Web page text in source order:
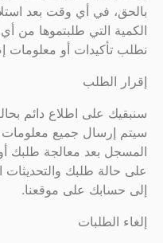
بالحق، في أي وقت بعد
الكمية التي طلبتموها من
نطلب تأكيدات أو
إقرار الطلب
سنبقيك على اطلاع دائم
سيتم إرسال جميع معلومات
المسجل بعد معالجة طلبك أو
على حالة طلبك والتحديثات
إلى حسابك على موقعنا.
إلغاء الطلبات